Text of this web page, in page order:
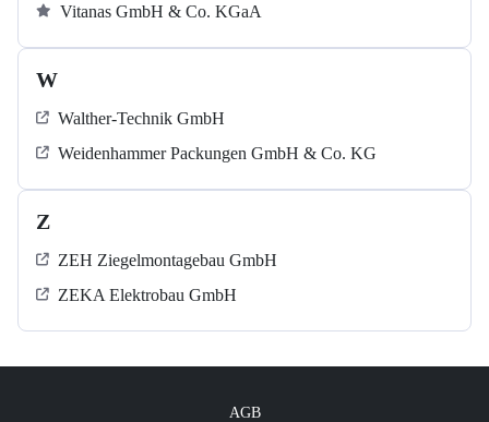
Vitanas GmbH & Co. KGaA
W
Walther-Technik GmbH
Weidenhammer Packungen GmbH & Co. KG
Z
ZEH Ziegelmontagebau GmbH
ZEKA Elektrobau GmbH
AGB